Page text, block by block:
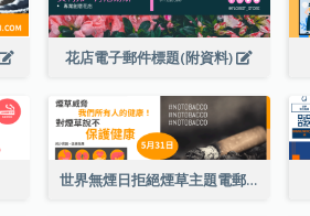
花店電子郵件標題(附資料)
世界無煙日拒絕煙草主題電郵標題